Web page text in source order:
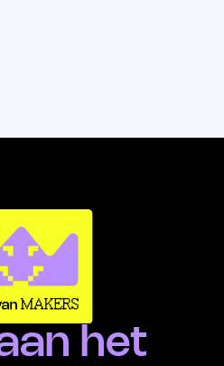
het